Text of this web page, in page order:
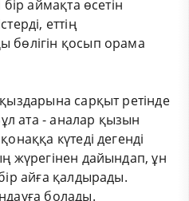
аймақта өсетін
еттің
бөлігін қосып орама
сарқыт ретінде
ата - аналар қызын
күтеді дегенді
жүрегінен дайындап, ұн
айға қалдырады.
болады.